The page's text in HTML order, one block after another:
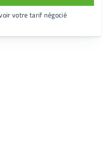
votre tarif négocié